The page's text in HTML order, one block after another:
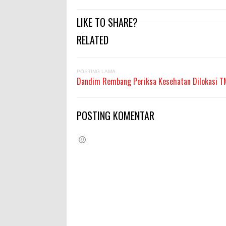
LIKE TO SHARE?
RELATED
POSTING LAMA
Dandim Rembang Periksa Kesehatan Dilokasi
POSTING KOMENTAR